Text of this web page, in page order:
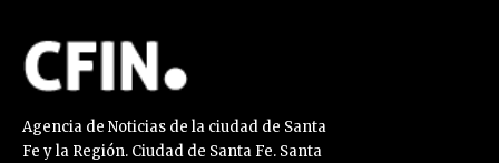
Agencia de Noticias de la ciudad de Santa
Fe y la Región. Ciudad de Santa Fe. Santa